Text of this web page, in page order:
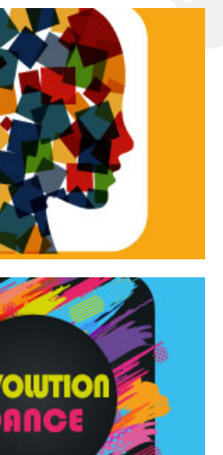
dinamiche
è una rassegna di teatro
e sperimentale.
Dance
– I Edizione